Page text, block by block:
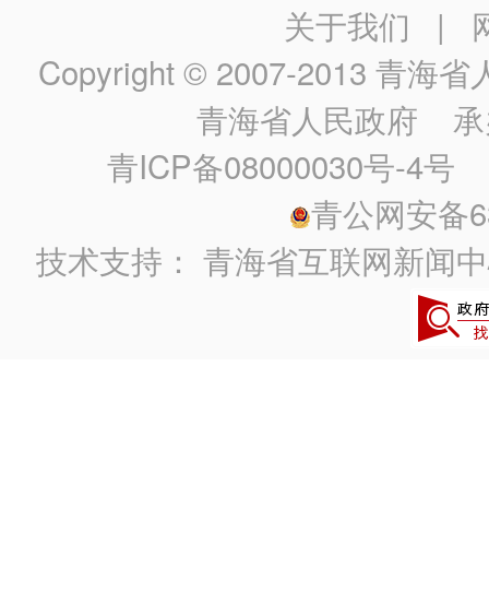
关于我们 |
Copyright © 2007-2013 青海省
青海省人民政府 承
青ICP备08000030号-4号
青公网安备
技术支持：青海省互联网新闻